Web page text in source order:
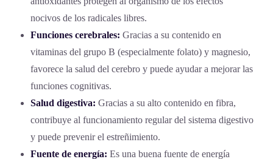
nocivos de los radicales libres.
Funciones cerebrales: Gracias a su contenido en
vitaminas del grupo B (especialmente folato) y magnesio,
favorece la salud del cerebro y puede ayudar a mejorar las
funciones cognitivas.
Salud digestiva: Gracias a su alto contenido en fibra,
contribuye al funcionamiento regular del sistema digestivo
y puede prevenir el estreñimiento.
Fuente de energía: Es una buena fuente de energía